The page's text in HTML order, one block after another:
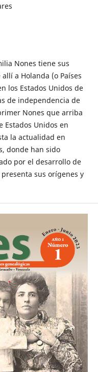
Nones tiene sus
a Holanda (o Países
los Estados Unidos de
de independencia de
Nones que arriba
Estados Unidos en
la actualidad en
donde han sido
por el desarrollo de
sus orígenes y